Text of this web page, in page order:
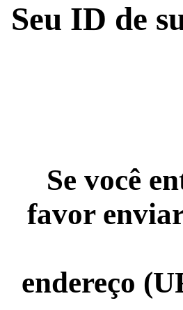
Seu ID de
Se você
favor
endereço